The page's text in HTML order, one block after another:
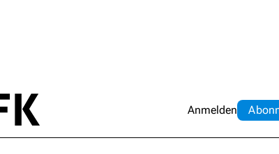
Anmelden Abo